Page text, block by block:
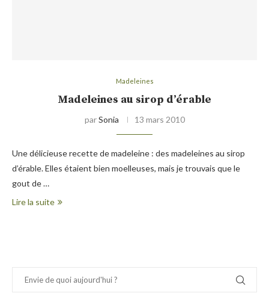
Madeleines
Madeleines au sirop d’érable
parSonia 13 mars 2010
Une délicieuse recette de madeleine : des madeleines au sirop
d’érable. Elles étaient bien moelleuses, mais je trouvais que le
gout de …
Lire la suite